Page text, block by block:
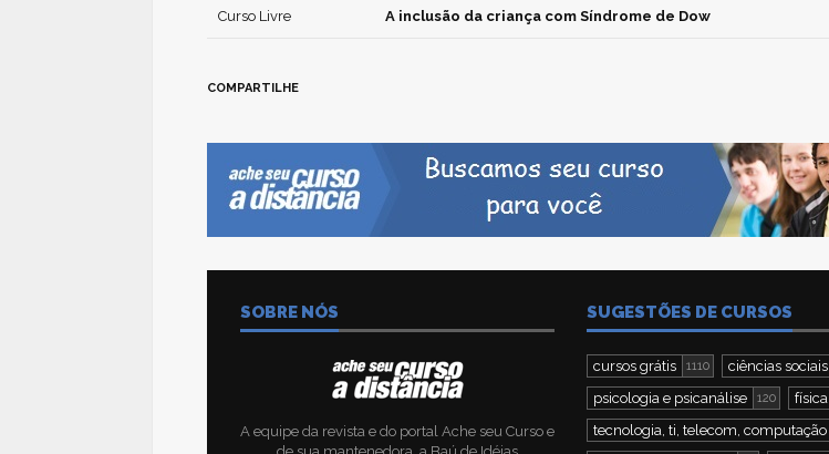
Curso Livre A inclusão da criança com Síndrome de Dow
COMPARTILHE
SOBRE NÓS
A equipe da revista e do portal Ache seu Curso e
SUGESTÕES DE CURSOS
cursos grátis 1110 ciências sociais
psicologia e psicanálise 120 física
tecnologia, ti, telecom, computação